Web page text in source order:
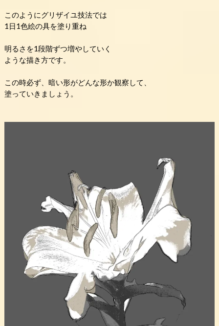
このようにグリザイユ技法では
1日1色絵の具を塗り重ね
明るさを1段階ずつ増やしていく
ような描き方です。
この時必ず、暗い形がどんな形か観察して、
塗っていきましょう。